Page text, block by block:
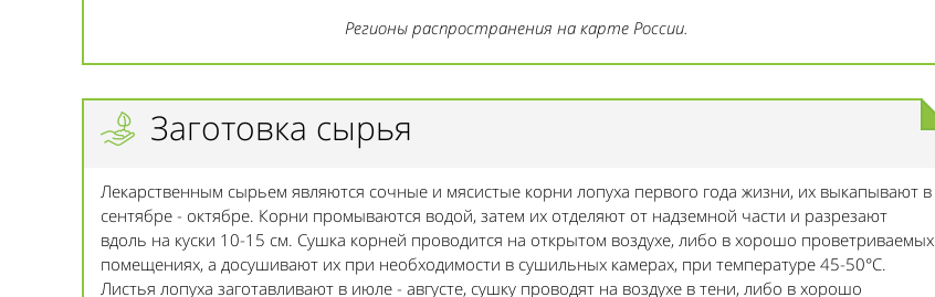
Регионы распространения на карте России.
Заготовка сырья
Лекарственным сырьем являются сочные и мясистые корни лопуха первого года жизни, их выкапывают в
сентябре - октябре. Корни промываются водой, затем их отделяют от надземной части и разрезают
вдоль на куски 10-15 см. Сушка корней проводится на открытом воздухе, либо в хорошо проветриваемых
помещениях, а досушивают их при необходимости в сушильных камерах, при температуре 45-50°С.
Листья лопуха заготавливают в июле - августе, сушку проводят на воздухе в тени, либо в хорошо